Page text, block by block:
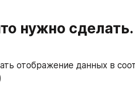
нужно сделать.
отображение данных в